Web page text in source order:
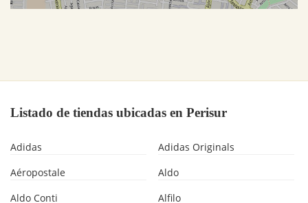
Listado de tiendas ubicadas en Perisur
Adidas
Adidas Originals
Aéropostale
Aldo
Aldo Conti
Alfilo